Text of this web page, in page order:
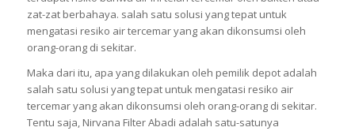
zat-zat berbahaya. salah satu solusi yang tepat untuk
mengatasi resiko air tercemar yang akan dikonsumsi oleh
orang-orang di sekitar.
Maka dari itu, apa yang dilakukan oleh pemilik depot adalah
salah satu solusi yang tepat untuk mengatasi resiko air
tercemar yang akan dikonsumsi oleh orang-orang di sekitar.
Tentu saja, Nirvana Filter Abadi adalah satu-satunya